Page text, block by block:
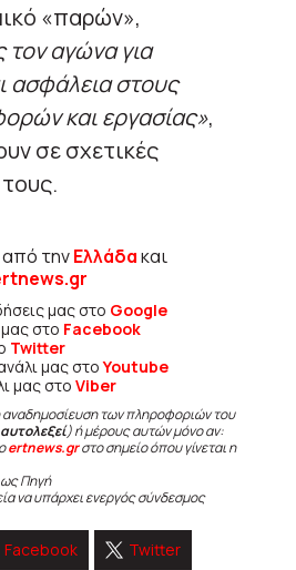
«παρών»,
τον αγώνα για
ασφάλεια στους
και εργασίας»,
σε σχετικές
από τηνΕλλάδακαι
μας στο Google
στο Facebook
Twitter
μας στοYoutube
μας στο Viber
αναδημοσίευση των πληροφοριών του
) ή μέρους αυτών μόνο αν:
ertnews.grστο σημείο όπου γίνεται η
Πηγή
να υπάρχει ενεργός σύνδεσμος
Facebook Twitter